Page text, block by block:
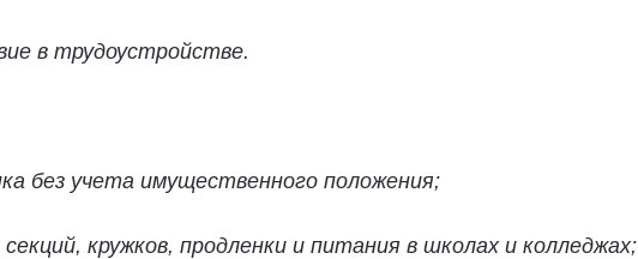
в трудоустройстве.
без учета имущественного положения;
кружков, продленки и питания в школах и колледжах;